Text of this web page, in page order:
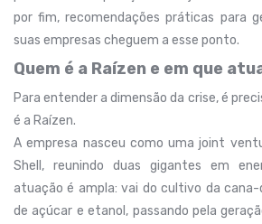
por fim, recomendações práticas para
suas empresas cheguem a esse ponto.
Quem é a Raízen e em que
Para entender a dimensão da crise, é
é a Raízen.
A empresa nasceu como uma joint
Shell, reunindo duas gigantes em
atuação é ampla: vai do cultivo da
de açúcar e etanol, passando pela